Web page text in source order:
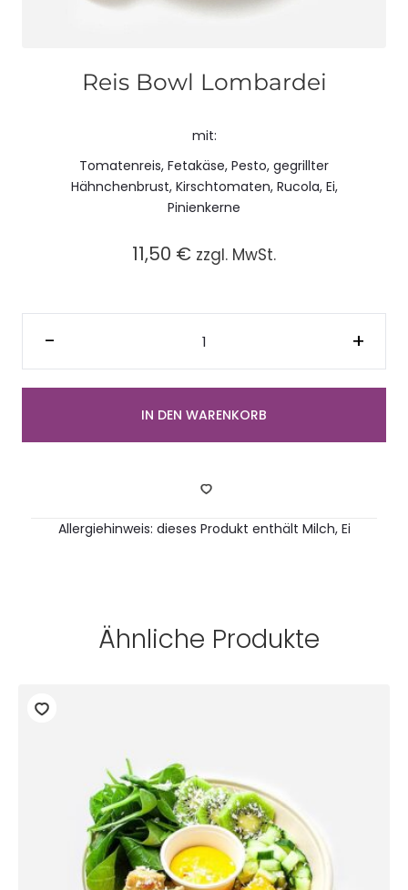
Reis Bowl Lombardei
mit:
Tomatenreis, Fetakäse, Pesto, gegrillter
Hähnchenbrust, Kirschtomaten, Rucola, Ei,
Pinienkerne
11,50 € zzgl. MwSt.
-
Reis
Lombardei +
IN DEN WARENKORB
Allergiehinweis: dieses Produkt enthält Milch, Ei
Ähnliche Produkte